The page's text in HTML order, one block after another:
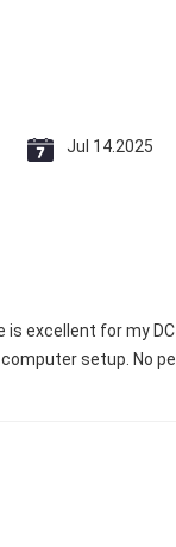
Jul 14.2025
is excellent for my
setup. No